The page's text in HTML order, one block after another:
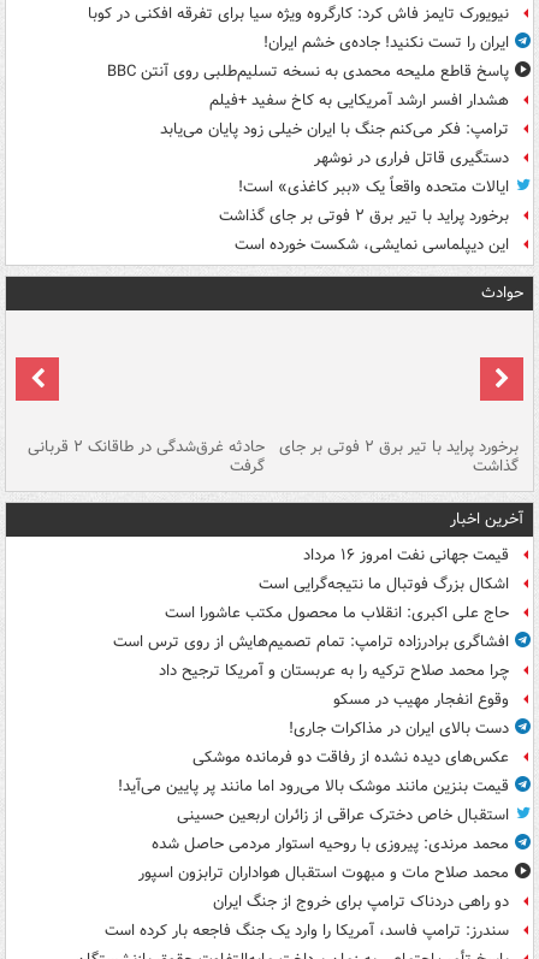
نیویورک تایمز فاش کرد: کارگروه ویژه سیا برای تفرقه افکنی در کوبا
ایران را تست نکنید! جاده‌ی خشم ایران!
پاسخ قاطع ملیحه محمدی به نسخه تسلیم‌طلبی روی آنتن BBC
هشدار افسر ارشد آمریکایی به کاخ سفید +فیلم
ترامپ: فکر می‌کنم جنگ با ایران خیلی زود پایان می‌یابد
دستگیری قاتل فراری در نوشهر
ایالات متحده واقعاً یک «ببر کاغذی» است!
برخورد پراید با تیر برق ۲ فوتی بر جای گذاشت
این دیپلماسی نمایشی، شکست خورده است
حوادث
برخورد پراید با تیر برق ۲ فوتی بر جای
گذاشت
حادثه غرق‌شدگی در طاقانک ۲ قربانی
گرفت
آخرین اخبار
قیمت جهانی نفت امروز ۱۶ مرداد
اشکال بزرگ فوتبال ما نتیجه‌گرایی است
حاج علی اکبری: انقلاب ما محصول مکتب عاشورا است
افشاگری برادرزاده ترامپ: تمام تصمیم‌هایش از روی ترس است
چرا محمد صلاح ترکیه را به عربستان و آمریکا ترجیح داد
وقوع انفجار مهیب در مسکو
دست بالای ایران در مذاکرات جاری!
عکس‌های دیده نشده از رفاقت دو فرمانده‌ موشکی
قیمت بنزین مانند موشک بالا می‌رود اما مانند پر پایین می‌آید!
استقبال خاص دخترک عراقی از زائران اربعین حسینی
محمد مرندی: پیروزی با روحیه استوار مردمی حاصل شده
محمد صلاح مات و مبهوت استقبال هواداران ترابزون اسپور
دو راهی دردناک ترامپ برای خروج از جنگ ایران
سندرز: ترامپ فاسد، آمریکا را وارد یک جنگ فاجعه بار کرده است